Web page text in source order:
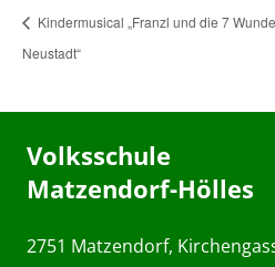
Kindermusical „Franzl und die 7
Neustadt“
Volksschule
Matzendorf-Hölles
2751 Matzendorf,